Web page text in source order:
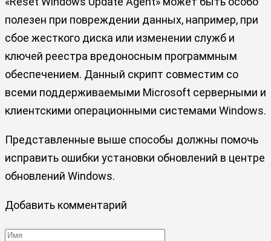
полезен при повреждении данных, например, при
сбое жесткого диска или изменении служб и
ключей реестра вредоносным программным
обеспечением. Данный скрипт совместим со
всеми поддерживаемыми Microsoft серверными и
клиентскими операционными системами Windows.
Представленные выше способы должны помочь
исправить ошибки установки обновлений в центре
обновлений Windows.
Добавить комментарий
Имя